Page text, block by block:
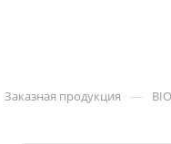
Заказная продукция —